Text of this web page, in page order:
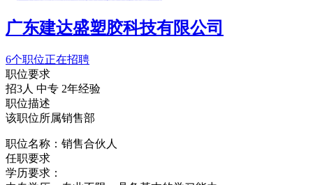
广东建达盛塑胶科技有限公司
6个职位正在招聘
职位要求
招3人 中专 2年经验
职位描述
该职位所属销售部
职位名称：销售合伙人
任职要求
学历要求：